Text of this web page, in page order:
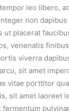
leo libero,
non dapibus
ut placerat
venenatis
viverra
sit amet
vitae porttitor
sit amet laoreet
fermentum